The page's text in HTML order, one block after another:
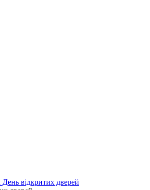
День відкритих дверей